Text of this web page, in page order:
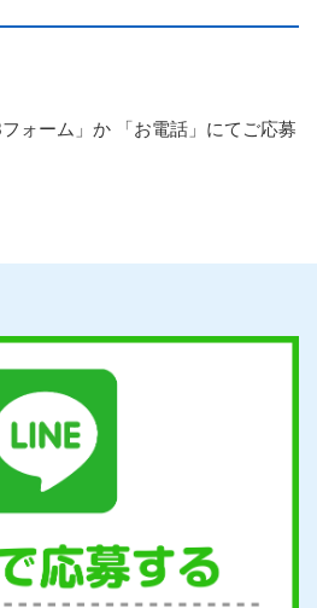
ォーム」か 「お電話」にてご応募